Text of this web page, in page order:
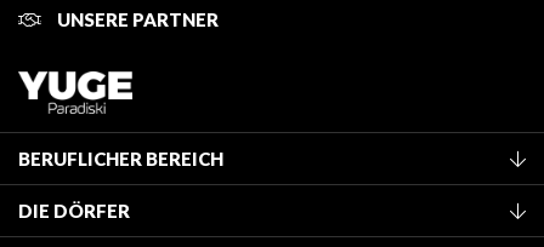
UNSERE PARTNER
BERUFLICHER BEREICH
Mitglied des Fremdenverkehrsamtes werden
Klassifizierung von Möbeln
DIE DÖRFER